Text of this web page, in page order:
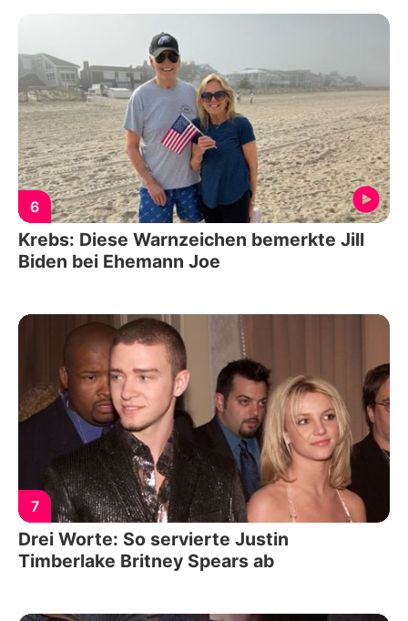
6
Krebs: Diese Warnzeichen bemerkte Jill
Biden bei Ehemann Joe
7
Drei Worte: So servierte Justin
Timberlake Britney Spears ab